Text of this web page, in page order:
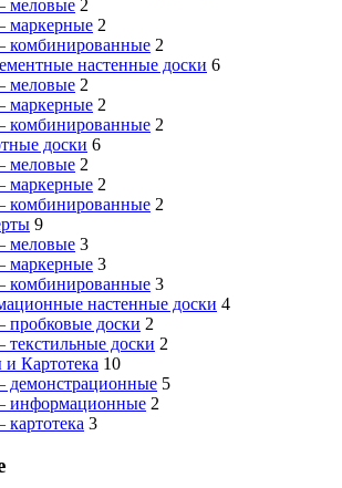
меловые 2
2
2
настенные доски 6
меловые 2
2
2
доски 6
меловые 2
2
2
9
меловые 3
3
3
настенные доски 4
доски 2
доски 2
Картотека 10
5
информационные 2
3